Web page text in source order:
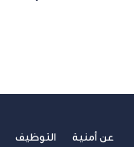
عن أمنية التوظيف